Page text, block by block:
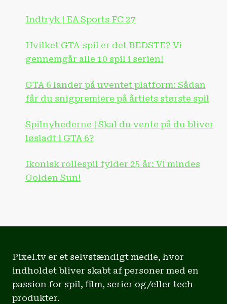
Indtryk | EA Sports FC 27
Hvilket GTA-spil er det BEDSTE? Vi
gennemgår alle 10 spil i serien!
GTA 6 lander på uventet platform: Sådan
får du snigpremiere på årtiets største spil
Spilnyhederne | Skal du vente på du bliver
løsladt i GTA 6?
Ikonisk rollespil fylder 25 år: Vi mindes
Golden Sun!
Pixel.tv er et selvstændigt medie, hvor
indholdet bliver skabt af personer med en
passion for spil, film, serier og/eller tech
produkter.